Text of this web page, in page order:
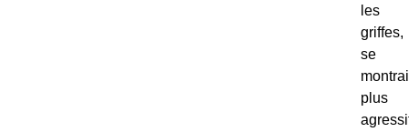
les
griffes,
se
plus